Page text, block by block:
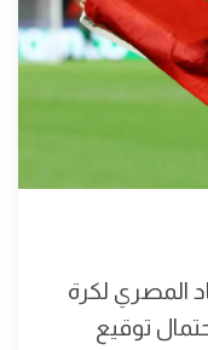
المصري لكرة
توقيع